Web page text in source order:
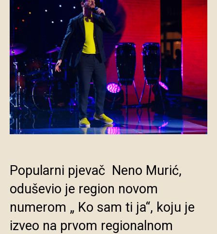
Popularni pjevač Neno Murić,
oduševio je region novom
numerom „ Ko sam ti ja“, koju je
izveo na prvom regionalnom